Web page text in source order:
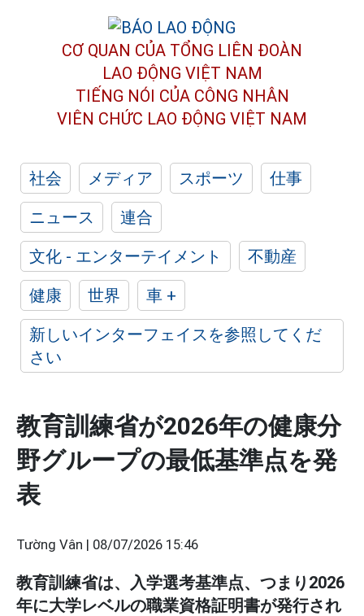
CƠ QUAN CỦA TỔNG LIÊN ĐOÀN
LAO ĐỘNG VIỆT NAM
TIẾNG NÓI CỦA CÔNG NHÂN
VIÊN CHỨC LAO ĐỘNG VIỆT NAM
社会 メディア スポーツ
仕事
ニュース
連合
文化 - エンターテイメント
不動産
健康
世界
車 +
新しいインターフェイスを参照してくだ
さい
教育訓練省が2026年の健康分
野グループの最低基準点を発
表
Tường Vân | 08/07/2026 15:46
教育訓練省は、入学選考基準点、つまり2026
年に大学レベルの職業資格証明書が発行され